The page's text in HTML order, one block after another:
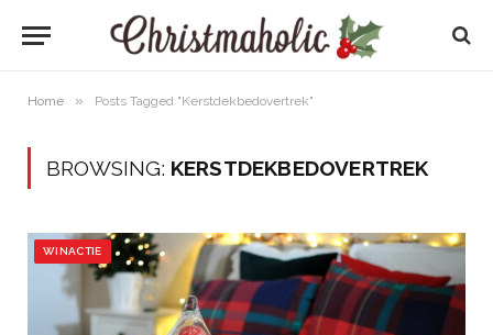
Home » Posts Tagged "Kerstdekbedovertrek"
BROWSING: KERSTDEKBEDOVERTREK
WINACTIE